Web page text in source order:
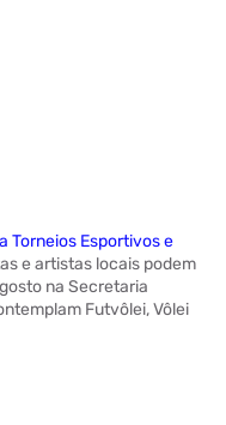
Torneios Esportivos e
e artistas locais podem
na Secretaria
Futvôlei, Vôlei